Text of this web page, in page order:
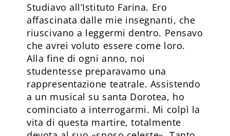
Studiavo all’Istituto Farina. Ero
affascinata dalle mie insegnanti, che
riuscivano a leggermi dentro. Pensavo
che avrei voluto essere come loro.
Alla fine di ogni anno, noi
studentesse preparavamo una
rappresentazione teatrale. Assistendo
a un musical su santa Dorotea, ho
cominciato a interrogarmi. Mi colpì la
vita di questa martire, totalmente